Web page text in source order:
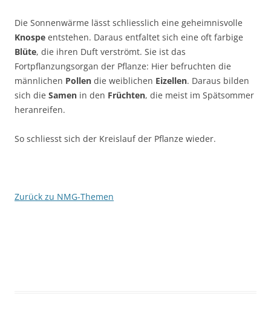
Die Sonnenwärme lässt schliesslich eine geheimnisvolle
Knospe entstehen. Daraus entfaltet sich eine oft farbige
Blüte, die ihren Duft verströmt. Sie ist das
Fortpflanzungsorgan der Pflanze: Hier befruchten die
männlichen Pollen die weiblichen Eizellen. Daraus bilden
sich die Samen in den Früchten, die meist im Spätsommer
heranreifen.
So schliesst sich der Kreislauf der Pflanze wieder.
Zurück zu NMG-Themen